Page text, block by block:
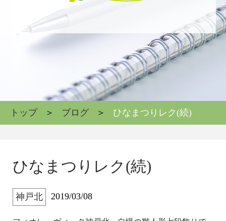
トップ ブログ ひなまつりレク(続)
ひなまつりレク(続)
神戸北 2019/03/08